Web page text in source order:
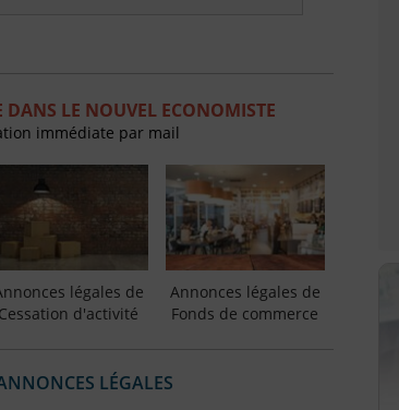
LE NOUVEL ECONOMISTE
immédiate par mail
légales de
Cessation d'activité
Annonces légales de
Fonds de commerce
LÉGALES